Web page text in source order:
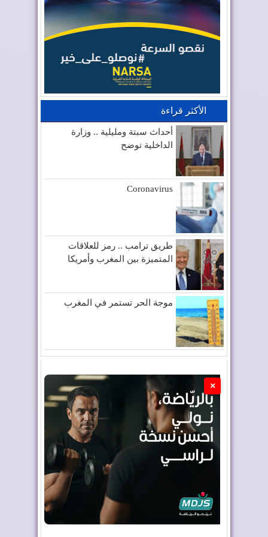
الأكثر قراءة
أحداث سبتة ومليلية .. وزارة
الداخلية توضح
Coronavirus
طريق ترامب .. رمز للعلاقات
المتميزة بين المغرب وأمريكا
موجة الحر تستمر في المغرب
×